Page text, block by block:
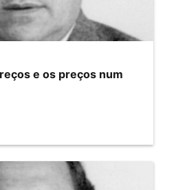
e os preços num